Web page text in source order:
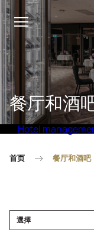
餐厅和酒
Hotel
首页 餐厅和酒吧
選擇